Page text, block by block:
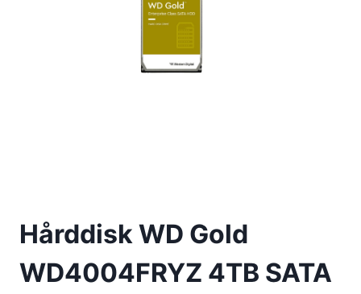
Hårddisk WD Gold
WD4004FRYZ 4TB SATA